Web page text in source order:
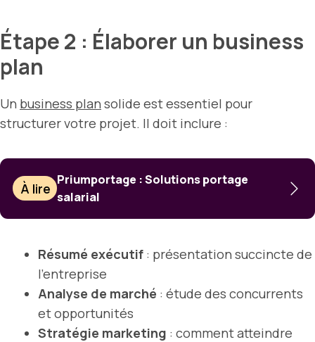
Étape 2 : Élaborer un business
plan
Un business plan solide est essentiel pour
structurer votre projet. Il doit inclure :
À lire
Priumportage : Solutions portage
salarial
Résumé exécutif : présentation succincte de
l’entreprise
Analyse de marché : étude des concurrents
et opportunités
Stratégie marketing : comment atteindre